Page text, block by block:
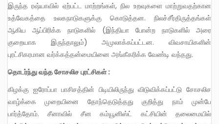
இருந்த ரஷ்யாவில் ஏற்பட்ட மாற்றங்கள், நில உறவுகளை மாற்றுவதற்கான
உத்வேகத்தை உலகநாடுகளுக்கு கொடுத்தன. நிலச்சீர்திருத்தங்கள்
ஆகிய ஆப்பிரிக்க நாடுகளில் (இந்தியா போன்ற நாடுகளில் அரை
குறையாக இருந்தாலும்) அமுலாக்கப்பட்டன. விவசாயிகளின்
புரட்சிகரமான வர்க்கத்தன்மையினை அங்கீகரிக்க வேண்டி வந்தது.
தொடர்ந்து வந்த சோசலிச புரட்சிகள் :
கிழக்கு ஐரோப்பா பாசிசத்தின் பிடியிலிருந்து விடுவிக்கப்பட்டு சோசலிச
வாழ்க்கை முறையினை தோந்தெடுத்தது குறித்து நாம் முன்பே
பார்த்தோம். சீனாவில் சீன கம்யூனிஸ்ட் கட்சியின் தலைமையில்